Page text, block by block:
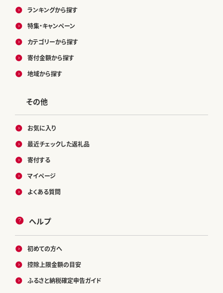
ランキングから探す
特集・キャンペーン
カテゴリーから探す
寄付金額から探す
地域から探す
その他
お気に入り
最近チェックした返礼品
寄付する
マイページ
よくある質問
ヘルプ
初めての方へ
控除上限金額の目安
ふるさと納税確定申告ガイド